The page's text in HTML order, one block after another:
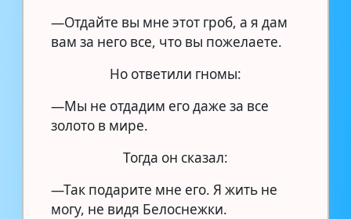
—Отдайте вы мне этот гроб, а я дам
вам за него все, что вы пожелаете.
Но ответили гномы:
—Мы не отдадим его даже за все
золото в мире.
Тогда он сказал:
—Так подарите мне его. Я жить не
могу, не видя Белоснежки.